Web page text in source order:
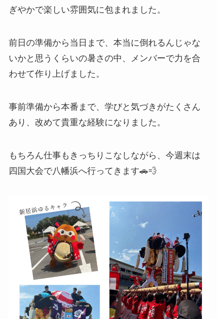
ぎやかで楽しい雰囲気に包まれました。
前日の準備から当日まで、本当に倒れるんじゃな
いかと思うくらいの暑さの中、メンバーで力を合
わせて作り上げました。
事前準備から本番まで、学びと気づきがたくさん
あり、改めて貴重な経験になりました。
もちろん仕事もきっちりこなしながら、今週末は
四国大会で八幡浜へ行ってきます🚗💨